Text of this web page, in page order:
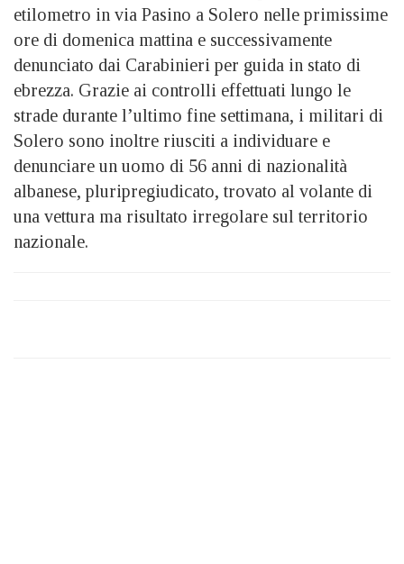
etilometro in via Pasino a Solero nelle primissime
ore di domenica mattina e successivamente
denunciato dai Carabinieri per guida in stato di
ebrezza. Grazie ai controlli effettuati lungo le
strade durante l’ultimo fine settimana, i militari di
Solero sono inoltre riusciti a individuare e
denunciare un uomo di 56 anni di nazionalità
albanese, pluripregiudicato, trovato al volante di
una vettura ma risultato irregolare sul territorio
nazionale.